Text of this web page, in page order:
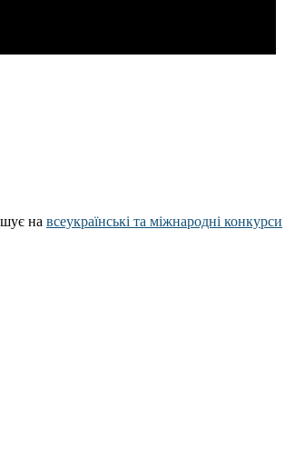
на всеукраїнські та міжнародні конкурси